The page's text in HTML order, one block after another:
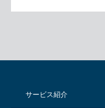
サービス紹介